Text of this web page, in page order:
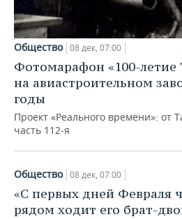
Общество 08 дек, 07:00
Фотомарафон «100-летие
на авиастроительном
годы
Проект «Реального времени»: от
часть 112-я
Общество 08 дек, 07:00
«С первых дней Февраля
рядом ходит его брат-